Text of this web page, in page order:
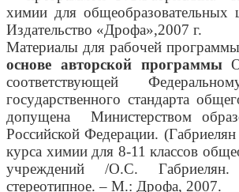
химии для общеобразовательных
Издательство «Дрофа»,2007 г.
Материалы для рабочей
основе авторской программы
соответствующей
государственного стандарта
допущена Министерством
Российской Федерации.
курса химии для 8-11 классов
учреждений /О.С.
стереотипное. – М.: Дрофа, 2007.